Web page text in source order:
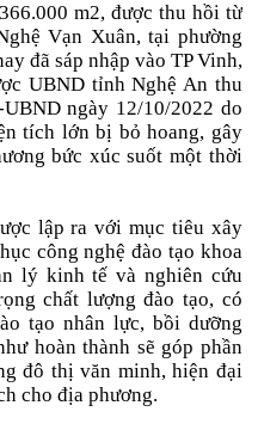
m2, được thu hồi từ
Vạn Xuân, tại phường
đã sáp nhập vào TP Vinh,
UBND tỉnh Nghệ An thu
ngày 12/10/2022 do
tích lớn bị bỏ hoang, gây
bức xúc suốt một thời
lập ra với mục tiêu xây
công nghệ đào tạo khoa
lý kinh tế và nghiên cứu
chất lượng đào tạo, có
tạo nhân lực, bồi dưỡng
hoàn thành sẽ góp phần
đô thị văn minh, hiện đại
cho địa phương.